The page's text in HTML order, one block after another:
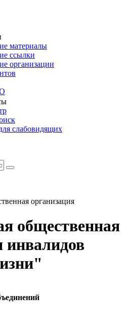
материалы
ссылки
организации
слабовидящих
организация
общественная
инвалидов